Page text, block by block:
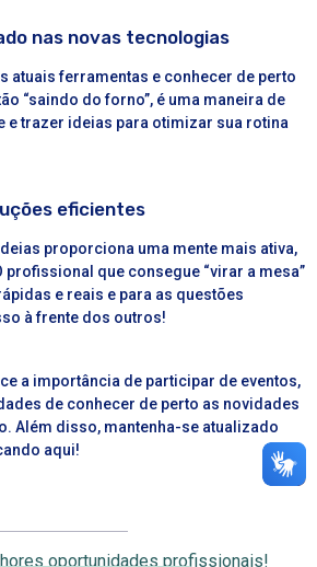
nas novas tecnologias
atuais ferramentas e conhecer de perto
“saindo do forno”, é uma maneira de
e trazer ideias para otimizar sua rotina
eficientes
proporciona uma mente mais ativa,
profissional que consegue “virar a mesa”
e reais e para as questões
à frente dos outros!
a importância de participar de eventos,
de conhecer de perto as novidades
Além disso, mantenha-se atualizado
aqui!
oportunidades profissionais!